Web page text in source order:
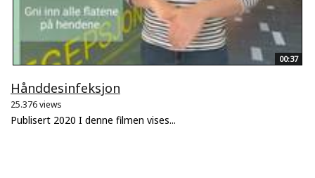
00:37
Hånddesinfeksjon
25.376 views
Publisert 2020 I denne filmen vises...